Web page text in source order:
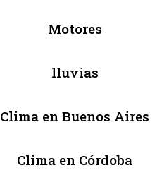
Motores
lluvias
Clima en Buenos Aires
Clima en Córdoba